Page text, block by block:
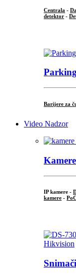
Centrala -
detektor -
Barijere za
Video Nadzor
IP kamere -
kamere -